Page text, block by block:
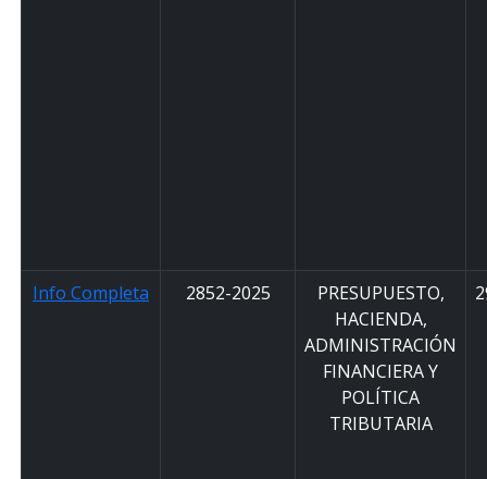
Info Completa 2852-2025
PRESUPUESTO,
HACIENDA,
ADMINISTRACIÓN
FINANCIERA Y
POLÍTICA
TRIBUTARIA